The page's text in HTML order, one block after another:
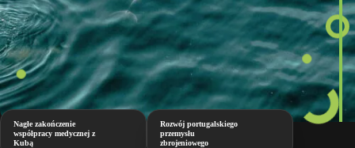
Nagłe zakończenie
współpracy medycznej z
Kubą
Rozwój portugalskiego
przemysłu
zbrojeniowego